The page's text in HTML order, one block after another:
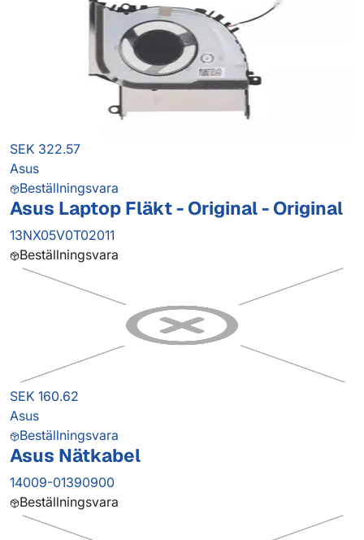
SEK 322.57
Asus
Beställningsvara
Asus Laptop Fläkt - Original - Original
13NX05V0T02011
Beställningsvara
SEK 160.62
Asus
Beställningsvara
Asus Nätkabel
14009-01390900
Beställningsvara